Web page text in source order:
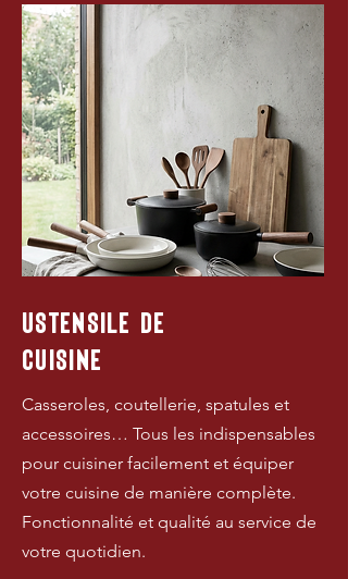
USTENSILE DE
CUISINE
Casseroles, coutellerie, spatules et
accessoires… Tous les indispensables
pour cuisiner facilement et équiper
votre cuisine de manière complète.
Fonctionnalité et qualité au service de
votre quotidien.